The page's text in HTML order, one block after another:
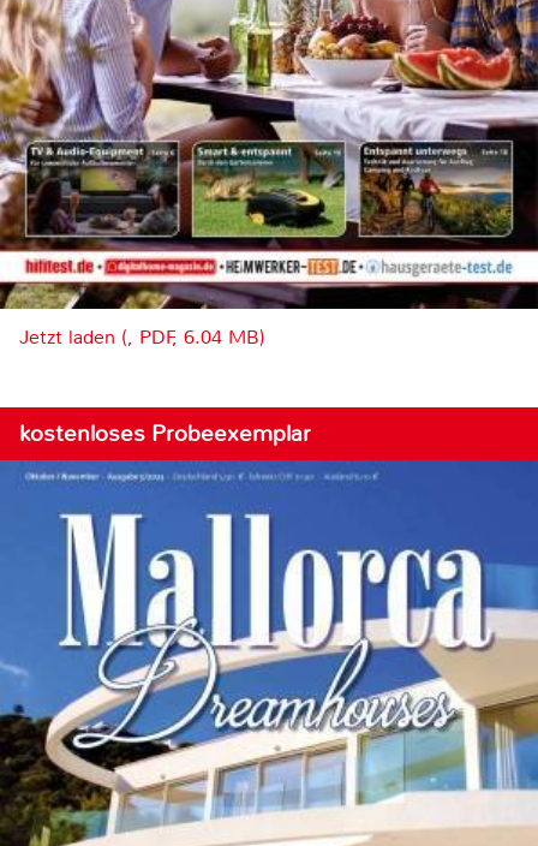
Jetzt laden (, PDF, 6.04 MB)
kostenloses Probeexemplar